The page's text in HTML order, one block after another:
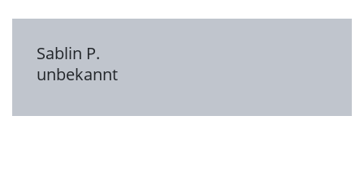
Sablin P.
unbekannt